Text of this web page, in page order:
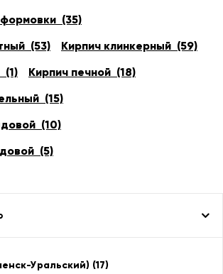
(35)
(53)
Кирпич клинкерный (59)
(1)
Кирпич печной (18)
(15)
(10)
(5)
Уральский) (17)